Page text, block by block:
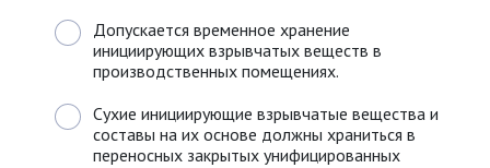
Допускается временное хранение
инициирующих взрывчатых веществ в
производственных помещениях.
Сухие инициирующие взрывчатые вещества и
составы на их основе должны храниться в
переносных закрытых унифицированных